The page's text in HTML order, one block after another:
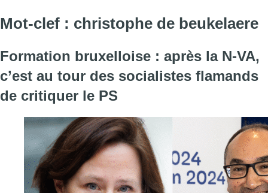
Mot-clef : christophe de beukelaere
Formation bruxelloise : après la N-VA,
c’est au tour des socialistes flamands
de critiquer le PS